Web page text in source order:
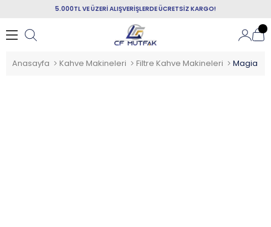
5.000TL VE ÜZERİ ALIŞVERİŞLERDE ÜCRETSİZ KARGO!
Anasayfa Kahve Makineleri Filtre Kahve Makineleri